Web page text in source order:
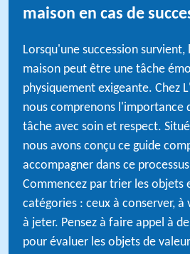
maison en cas de
Lorsqu'une succession survient,
maison peut être une tâche
physiquement exigeante. Chez
nous comprenons l'importance
tâche avec soin et respect.
nous avons conçu ce guide
accompagner dans ce
Commencez par trier les objets
catégories : ceux à conserver, à
à jeter. Pensez à faire appel à
pour évaluer les objets de